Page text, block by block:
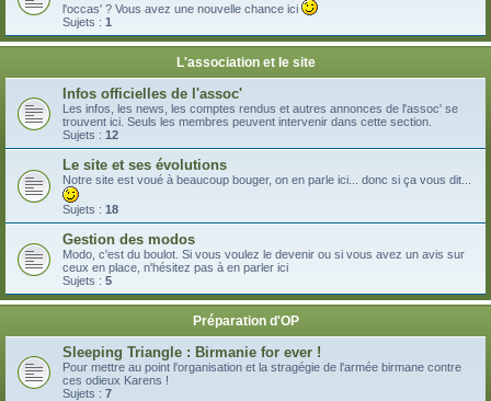
l'occas' ? Vous avez une nouvelle chance ici
Sujets : 1
L'association et le site
Infos officielles de l'assoc'
Les infos, les news, les comptes rendus et autres annonces de l'assoc' se
trouvent ici. Seuls les membres peuvent intervenir dans cette section.
Sujets : 12
Le site et ses évolutions
Notre site est voué à beaucoup bouger, on en parle ici... donc si ça vous dit...
Sujets : 18
Gestion des modos
Modo, c'est du boulot. Si vous voulez le devenir ou si vous avez un avis sur
ceux en place, n'hésitez pas à en parler ici
Sujets : 5
Préparation d'OP
Sleeping Triangle : Birmanie for ever !
Pour mettre au point l'organisation et la stragégie de l'armée birmane contre
ces odieux Karens !
Sujets : 7